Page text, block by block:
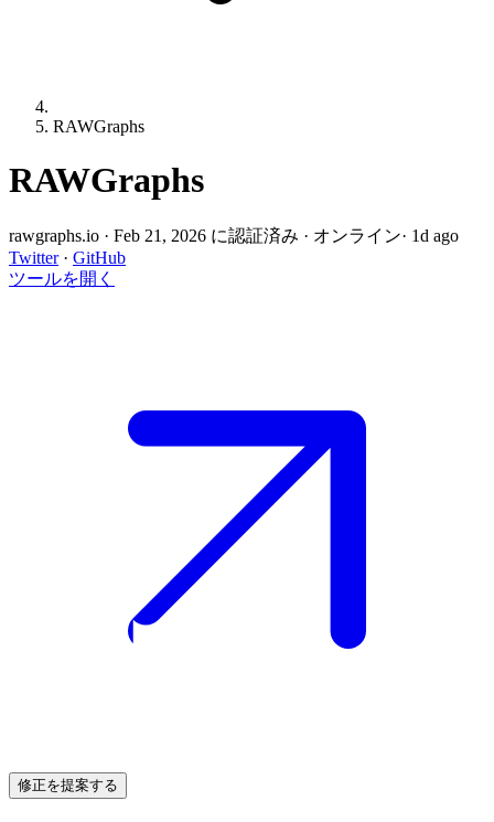
RAWGraphs
RAWGraphs
rawgraphs.io · Feb 21, 2026 に認証済み · オンライン· 1d ago
Twitter · GitHub
ツールを開く
修正を提案する